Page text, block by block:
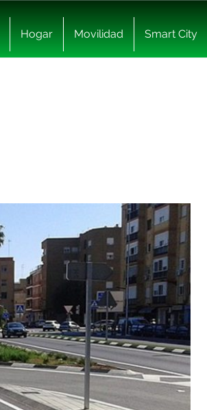
Hogar Movilidad Smart City